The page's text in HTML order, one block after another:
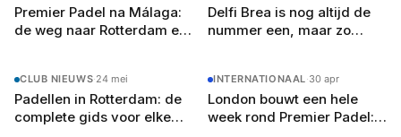
Premier Padel na Málaga:
de weg naar Rotterdam en
Delfi Brea is nog altijd de
nummer een, maar zo
CLUB NIEUWS·24 mei
Padellen in Rotterdam: de
complete gids voor elke
INTERNATIONAAL·30 apr
London bouwt een hele
week rond Premier Padel: